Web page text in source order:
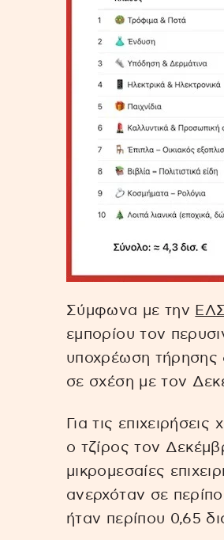
Σύμφωνα με την
εμπορίου τον
υποχρέωση τήρησης
σε σχέση με τον
Για τις
ο τζίρος τον
μικρομεσαίες
ανερχόταν σε
ήταν περίπου 0,65